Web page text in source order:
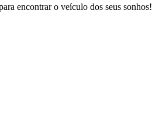
encontrar o veículo dos seus sonhos!